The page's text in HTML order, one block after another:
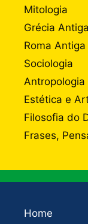
Mitologia
Grécia Antiga
Roma Antiga
Sociologia
Antropologia
Estética e
Filosofia do
Frases,
Home